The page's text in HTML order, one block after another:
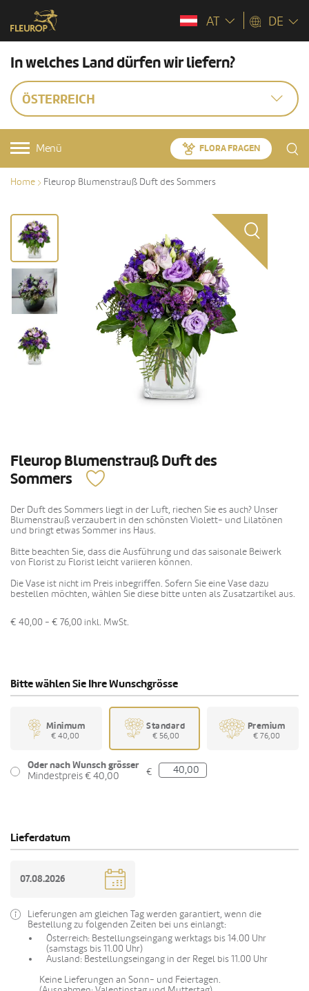
AT DE
In welches Land dürfen wir liefern?
ÖSTERREICH
Menü FLORA FRAGEN
Home Fleurop Blumenstrauß Duft des Sommers
Fleurop Blumenstrauß Duft des
Sommers
Der Duft des Sommers liegt in der Luft, riechen Sie es auch? Unser
Blumenstrauß verzaubert in den schönsten Violett- und Lilatönen
und bringt etwas Sommer ins Haus.
Bitte beachten Sie, dass die Ausführung und das saisonale Beiwerk
von Florist zu Florist leicht variieren können.
Die Vase ist nicht im Preis inbegriffen. Sofern Sie eine Vase dazu
bestellen möchten, wählen Sie diese bitte unten als Zusatzartikel aus.
€ 40,00 - € 76,00 inkl. MwSt.
Bitte wählen Sie Ihre Wunschgrösse
Minimum
€ 40,00
Standard
€ 56,00
Premium
€ 76,00
Oder nach Wunsch grösser
Mindestpreis € 40,00
€
Lieferdatum
Lieferungen am gleichen Tag werden garantiert, wenn die
Bestellung zu folgenden Zeiten bei uns einlangt:
Österreich: Bestellungseingang werktags bis 14.00 Uhr
(samstags bis 11.00 Uhr)
Ausland: Bestellungseingang in der Regel bis 11.00 Uhr
Keine Lieferungen an Sonn- und Feiertagen.